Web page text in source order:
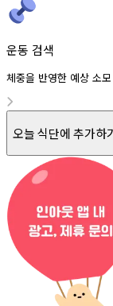
운동 검색
체중을 반영한 예상 소
오늘 식단에 추가하